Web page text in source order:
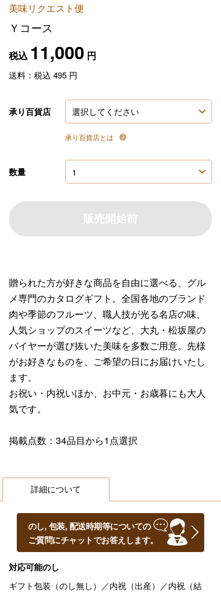
美味リクエスト便
Ｙコース
税込 11,000 円
送料：税込 495円
承り百貨店
承り百貨店とは
数量
販売開始前
贈られた方が好きな商品を自由に選べる、グル
メ専門のカタログギフト。全国各地のブランド
肉や季節のフルーツ、職人技が光る名店の味、
人気ショップのスイーツなど、大丸・松坂屋の
バイヤーが選び抜いた美味を多数ご用意。先様
がお好きなものを、ご希望の日にお届けいたし
ます。
お祝い・内祝いほか、お中元・お歳暮にも大人
気です。
掲載点数：34品目から1点選択
詳細について
のし, 包装, 配送時期等についての
ご質問にチャットでお答えします。
対応可能のし
ギフト包装（のし無し）／内祝（出産）／内祝（結